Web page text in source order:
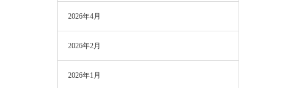
2026年4月
2026年2月
2026年1月